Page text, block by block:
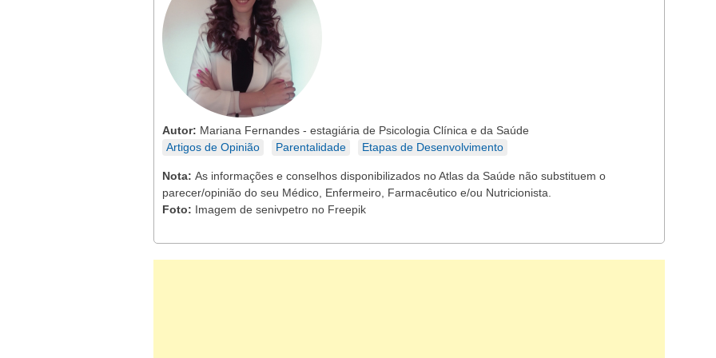
Autor: Mariana Fernandes - estagiária de Psicologia Clínica e da Saúde
Artigos de Opinião
Parentalidade Etapas de Desenvolvimento
Nota: As informações e conselhos disponibilizados no Atlas da Saúde não substituem o
parecer/opinião do seu Médico, Enfermeiro, Farmacêutico e/ou Nutricionista.
Foto: Imagem de senivpetro no Freepik